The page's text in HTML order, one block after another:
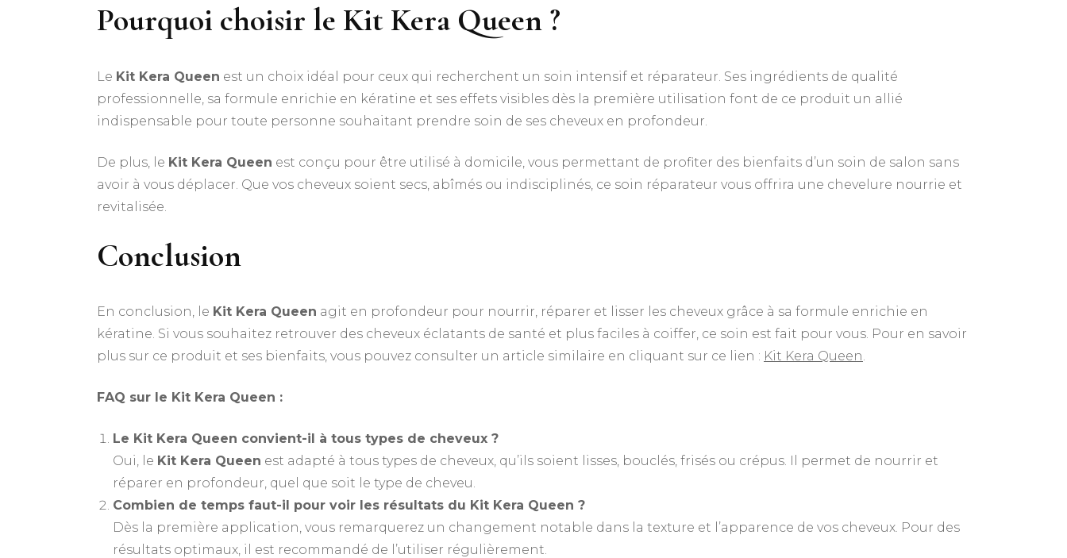
Pourquoi choisir le Kit Kera Queen ?
Le Kit Kera Queen est un choix idéal pour ceux qui recherchent un soin intensif et réparateur. Ses ingrédients de qualité
professionnelle, sa formule enrichie en kératine et ses effets visibles dès la première utilisation font de ce produit un allié
indispensable pour toute personne souhaitant prendre soin de ses cheveux en profondeur.
De plus, le Kit Kera Queen est conçu pour être utilisé à domicile, vous permettant de profiter des bienfaits d’un soin de salon sans
avoir à vous déplacer. Que vos cheveux soient secs, abîmés ou indisciplinés, ce soin réparateur vous offrira une chevelure nourrie et
revitalisée.
Conclusion
En conclusion, le Kit Kera Queen agit en profondeur pour nourrir, réparer et lisser les cheveux grâce à sa formule enrichie en
kératine. Si vous souhaitez retrouver des cheveux éclatants de santé et plus faciles à coiffer, ce soin est fait pour vous. Pour en savoir
plus sur ce produit et ses bienfaits, vous pouvez consulter un article similaire en cliquant sur ce lien : Kit Kera Queen
FAQ sur le Kit Kera Queen :
Le Kit Kera Queen convient-il à tous types de cheveux ?
Oui, le Kit Kera Queen est adapté à tous types de cheveux, qu’ils soient lisses, bouclés, frisés ou crépus. Il permet de nourrir et
réparer en profondeur, quel que soit le type de cheveu.
Combien de temps faut-il pour voir les résultats du Kit Kera Queen ?
Dès la première application, vous remarquerez un changement notable dans la texture et l’apparence de vos cheveux. Pour des
résultats optimaux, il est recommandé de l’utiliser régulièrement.